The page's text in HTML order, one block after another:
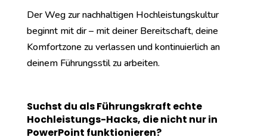
Der Weg zur nachhaltigen Hochleistungskultur
beginnt mit dir – mit deiner Bereitschaft, deine
Komfortzone zu verlassen und kontinuierlich an
deinem Führungsstil zu arbeiten.
Suchst du als Führungskraft echte
Hochleistungs-Hacks, die nicht nur in
PowerPoint funktionieren?